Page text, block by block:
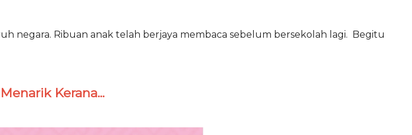
negara. Ribuan anak telah berjaya membaca sebelum bersekolah lagi. Begitu
Kerana...